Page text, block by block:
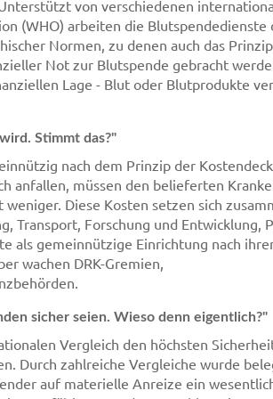
von verschiedenen
(WHO) arbeiten die Blutspendedienste
Normen, zu denen auch das
Not zur Blutspende gebracht
Lage - Blut oder Blutprodukte
Stimmt das?"
nach dem Prinzip der
anfallen, müssen den belieferten
Diese Kosten setzen sich
Transport, Forschung und Entwicklung,
als gemeinnützige Einrichtung nach
wachen DRK-Gremien,
sicher seien. Wieso denn eigentlich?"
Vergleich den höchsten
Durch zahlreiche Vergleiche wurde
auf materielle Anreize ein